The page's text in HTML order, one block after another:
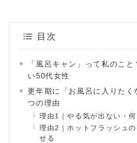
目次
「風呂キャン」って私のこ
い50代女性
更年期に「お風呂に入りたく
つの理由
理由1｜やる気が出ない・
理由2｜ホットフラッシュ
せる